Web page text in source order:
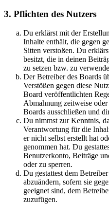
3. Pflichten des Nutzers
Du erklärst mit der
Inhalte enthält, die gegen
Sitten verstoßen. Du
besitzt, die in deinen
zu setzen bzw. zu
Der Betreiber des Boards
Verstößen gegen diese
Board veröffentlichten
Abmahnung zeitweise
Boards ausschließen und
Du nimmst zur Kenntnis,
Verantwortung für die
er nicht selbst erstellt hat
genommen hat. Du
Benutzerkonto, Beiträge
oder zu sperren.
Du gestattest dem
abzuändern, sofern sie
geeignet sind, dem
zuzufügen.